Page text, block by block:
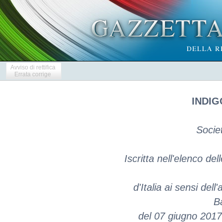
Avviso di rettifica
Errata corrige
Iscritta nell'elenco
d'Italia ai sensi
del 07 giugno